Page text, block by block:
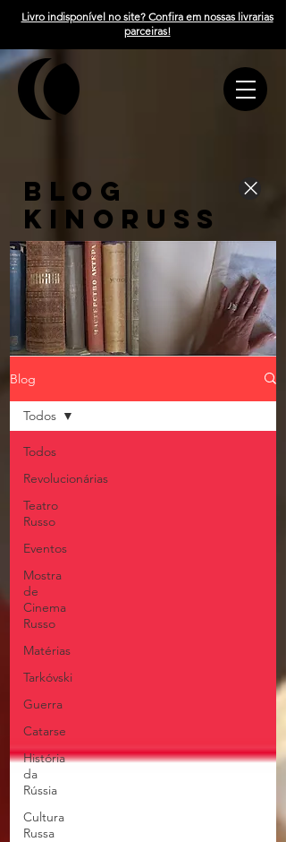
Livro indisponível no site? Confira em nossas livrarias
parceiras!
BLOG
KINORUSS
Blog
Todos
Revolucionárias
Teatro
Russo
Eventos
Mostra
de
Cinema
Russo
Matérias
Tarkóvski
Guerra
Catarse
História
da
Rússia
Cultura
Russa
Todos